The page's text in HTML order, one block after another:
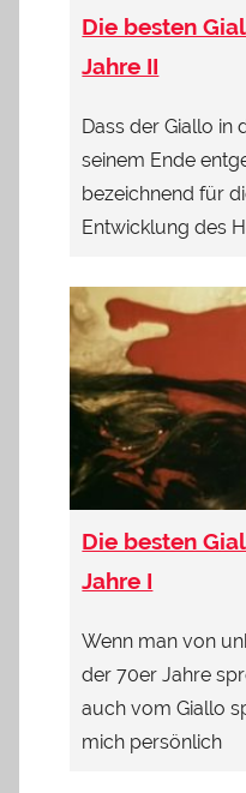
Die besten
Jahre II
Dass der Giallo in
seinem Ende
bezeichnend für
Entwicklung des
Die besten
Jahre I
Wenn man von
der 70er Jahre
auch vom Giallo
mich persönlich